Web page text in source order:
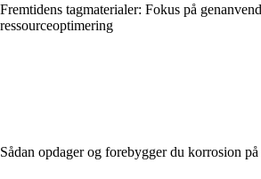
Fremtidens tagmaterialer: Fokus på
ressourceoptimering
Sådan opdager og forebygger du korrosion på